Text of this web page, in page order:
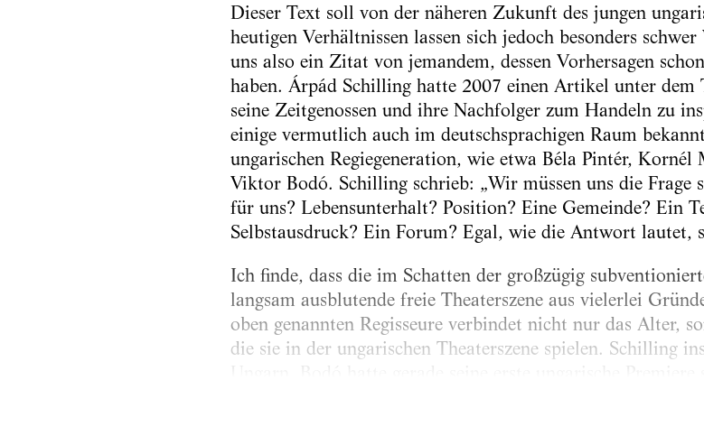
Dieser Text soll von der näheren Zukunft des jungen
heutigen Verhältnissen lassen sich jedoch besonders
uns also ein Zitat von jemandem, dessen Vorhersagen
haben. Árpád Schilling hatte 2007 einen Artikel unter
seine Zeitgenossen und ihre Nachfolger zum Handeln zu
einige vermutlich auch im deutschsprachigen Raum
ungarischen Regiegeneration, wie etwa Béla Pintér,
Viktor Bodó. Schilling schrieb: „Wir müssen uns die Frage
für uns? Lebensunterhalt? Position? Eine Gemeinde? Ein
Selbstausdruck? Ein Forum? Egal, wie die Antwort lautet,
Ich finde, dass die im Schatten der großzügig
langsam ausblutende freie Theaterszene aus vielerlei
oben genannten Regisseure verbindet nicht nur das Alter,
die sie in der ungarischen Theaterszene spielen. Schilling